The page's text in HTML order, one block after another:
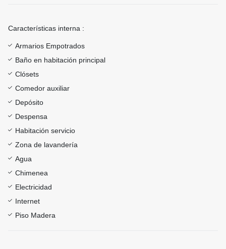
Características interna :
Armarios Empotrados
Baño en habitación principal
Clósets
Comedor auxiliar
Depósito
Despensa
Habitación servicio
Zona de lavandería
Agua
Chimenea
Electricidad
Internet
Piso Madera